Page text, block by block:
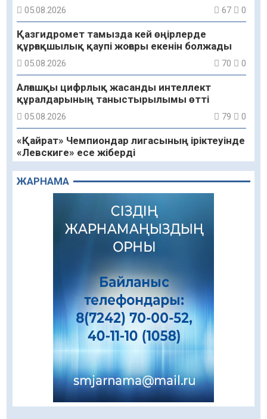
05.08.2026 67 0
Қазгидромет тамызда кей өңірлерде
құрғақшылық қаупі жоғары екенін болжады
05.08.2026 70 0
Алғашқы цифрлық жасанды интеллект
құралдарының таныстырылымы өтті
05.08.2026 79 0
«Қайрат» Чемпиондар лигасының іріктеуінде
«Левскиге» есе жіберді
05.08.2026 71 0
«Ұлттық нақыш – заманауи панно» атты
шеберлік сағаты өтті
05.08.2026
Цифрландыру саласын дамыту аясында
салынатын жаңа орталықтың жобасы
Құқықтық статистика және арнайы есепке
алу жөніндегі комитеттің Қызылорда
облысы бойынша департаментінің басшысы
тағайындалды
04.08.2026
Қазақстандықтардың 72,3%-ы жаңа
Құрылтай үшін дауыс беруге дайын
04.08.2026 65 0
ЖАРНАМА